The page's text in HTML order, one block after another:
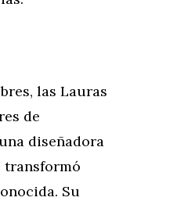
las Lauras
de
diseñadora
transformó
Su